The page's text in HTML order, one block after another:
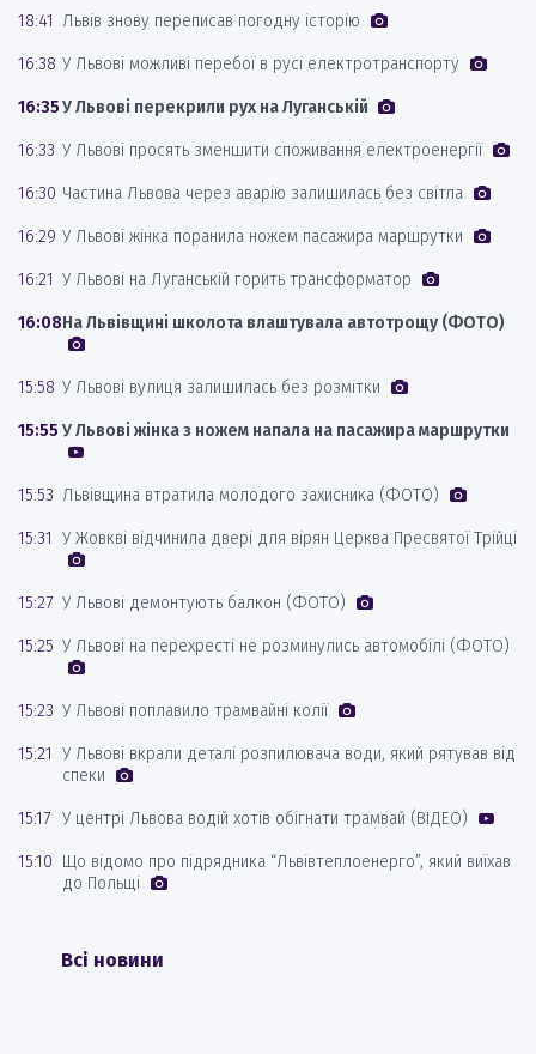
18:41 Львів знову переписав погодну історію
16:38 У Львові можливі перебої в русі електротранспорту
16:35У Львові перекрили рух на Луганській
16:33 У Львові просять зменшити споживання електроенергії
16:30 Частина Львова через аварію залишилась без світла
16:29 У Львові жінка поранила ножем пасажира маршрутки
16:21 У Львові на Луганській горить трансформатор
16:08На Львівщині школота влаштувала автотрощу (ФОТО)
15:58 У Львові вулиця залишилась без розмітки
15:55 У Львові жінка з ножем напала на пасажира маршрутки
15:53 Львівщина втратила молодого захисника (ФОТО)
15:31 У Жовкві відчинила двері для вірян Церква Пресвятої Трійці
15:27 У Львові демонтують балкон (ФОТО)
15:25 У Львові на перехресті не розминулись автомобілі (ФОТО)
15:23 У Львові поплавило трамвайні колії
15:21 У Львові вкрали деталі розпилювача води, який рятував від
спеки
15:17 У центрі Львова водій хотів обігнати трамвай (ВІДЕО)
15:10 Що відомо про підрядника “Львівтеплоенерго”, який виїхав
до Польщі
Всі новини